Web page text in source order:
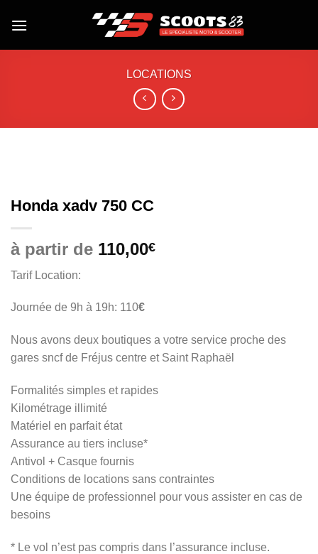
LOCATIONS
Honda xadv 750 CC
à partir de 110,00€
Tarif Location:
Journée de 9h à 19h: 110€
Nous avons deux boutiques a votre service proche des
gares sncf de Fréjus centre et Saint Raphaël
Formalités simples et rapides
Kilométrage illimité
Matériel en parfait état
Assurance au tiers incluse*
Antivol + Casque fournis
Conditions de locations sans contraintes
Une équipe de professionnel pour vous assister en cas de
besoins
* Le vol n’est pas compris dans l’assurance incluse.